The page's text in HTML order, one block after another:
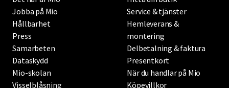
Jobba på Mio
Hållbarhet
Press
Samarbeten
Dataskydd
Mio-skolan
Visselblåsning
Service & tjänster
Hemleverans &
montering
Delbetalning & faktura
Presentkort
När du handlar på Mio
Köpevillkor